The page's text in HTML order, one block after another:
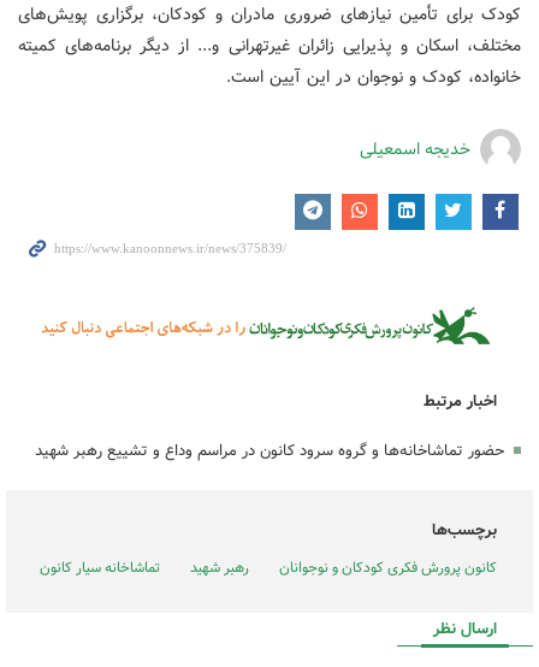
کودک برای تأمین نیازهای ضروری مادران و کودکان، برگزاری پویش‌های
مختلف، اسکان و پذیرایی زائران غیرتهرانی و... از دیگر برنامه‌های کمیته
خانواده، کودک و نوجوان در این آیین است.
خدیجه اسمعیلی
اخبار مرتبط
حضور تماشاخانه‌ها و گروه سرود کانون در مراسم وداع و تشییع رهبر شهید
برچسب‌ها
کانون پرورش فکری کودکان و نوجوانان رهبر شهید تماشاخانه سیار کانون
ارسال نظر